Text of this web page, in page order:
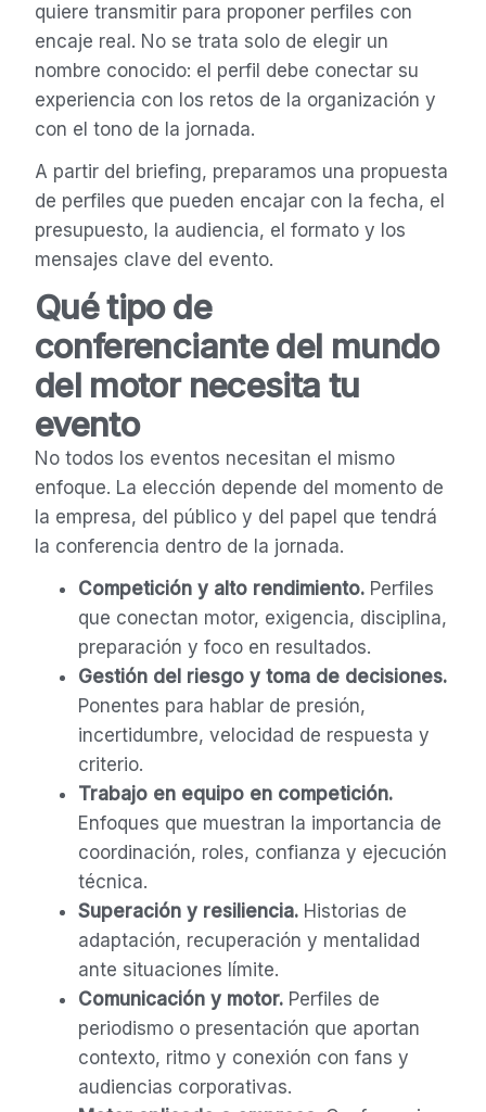
quiere transmitir para proponer perfiles con
encaje real. No se trata solo de elegir un
nombre conocido: el perfil debe conectar su
experiencia con los retos de la organización y
con el tono de la jornada.
A partir del briefing, preparamos una propuesta
de perfiles que pueden encajar con la fecha, el
presupuesto, la audiencia, el formato y los
mensajes clave del evento.
Qué tipo de
conferenciante del mundo
del motor necesita tu
evento
No todos los eventos necesitan el mismo
enfoque. La elección depende del momento de
la empresa, del público y del papel que tendrá
la conferencia dentro de la jornada.
Competición y alto rendimiento.Perfiles
que conectan motor, exigencia, disciplina,
preparación y foco en resultados.
Gestión del riesgo y toma de decisiones.
Ponentes para hablar de presión,
incertidumbre, velocidad de respuesta y
criterio.
Trabajo en equipo en competición.
Enfoques que muestran la importancia de
coordinación, roles, confianza y ejecución
técnica.
Superación y resiliencia.Historias de
adaptación, recuperación y mentalidad
ante situaciones límite.
Comunicación y motor.Perfiles de
periodismo o presentación que aportan
contexto, ritmo y conexión con fans y
audiencias corporativas.